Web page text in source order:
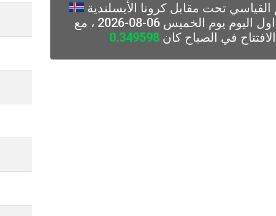
تحت مقابل كرونا الأيسلندية
مع تغيير (-0) نقطة (0٪) خلال جلسة التداول اليوم يوم الخميس 06-08-2026 ، مع
في الصباح كان 0.349598